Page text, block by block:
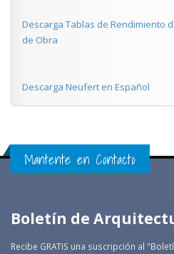
Descarga Tablas de Rendimiento
de Obra
Descarga Neufert en Español
Mantente en Contacto
Boletín de
Recibe GRATIS una suscripción al